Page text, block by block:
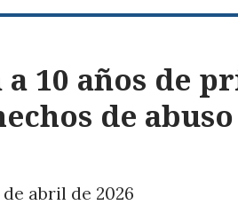
a 10 años de
de
de abril de 2026